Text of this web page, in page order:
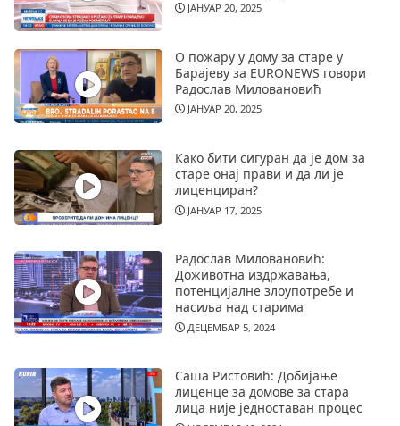
ЈАНУАР 20, 2025
О пожару у дому за старе у
Барајеву за EURONEWS говори
Радослав Миловановић
ЈАНУАР 20, 2025
Како бити сигуран да је дом за
старе онај прави и да ли је
лиценциран?
ЈАНУАР 17, 2025
Радослав Миловановић:
Доживотна издржавања,
потенцијалне злоупотребе и
насиља над старима
ДЕЦЕМБАР 5, 2024
Саша Ристовић: Добијање
лиценце за домове за стара
лица није једноставан процес